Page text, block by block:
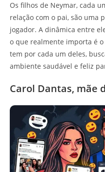
Os filhos de Neymar, cada
relação com o pai, são uma
jogador. A dinâmica entre
o que realmente importa é
tem por cada um deles,
ambiente saudável e feliz
Carol Dantas, mãe